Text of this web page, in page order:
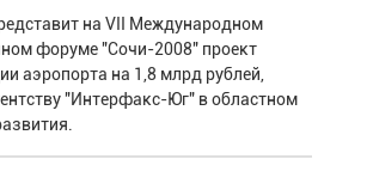
на VII Международном
форуме "Сочи-2008" проект
аэропорта на 1,8 млрд рублей,
"Интерфакс-Юг" в областном